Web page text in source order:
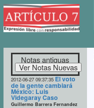
Notas antiguas
2012-06-27 09:37:35 El voto
de la gente cambiará
México: Luis
Videgaray Caso
Guillermo Barrera Fernandez